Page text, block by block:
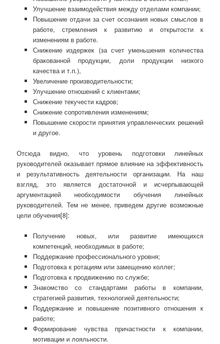
Улучшение взаимодействия между отделами компании;
Повышение отдачи за счет осознания новых смыслов в
работе, стремления к развитию и открытости к
изменениям в работе.
Снижение издержек (за счет уменьшения количества
бракованной продукции, доли продукции низкого
качества и т.п.),
Увеличение производительности;
Улучшение отношений с клиентами;
Снижение текучести кадров;
Снижение сопротивления изменениям;
Повышение скорости принятия управленческих решений
и другое.
Отсюда видно, что уровень подготовки линейных
руководителей оказывает прямое влияние на эффективность
и результативность деятельности организации. На наш
взгляд, это является достаточной и исчерпывающей
аргументацией необходимости обучения линейных
руководителей. Тем не менее, приведем другие возможные
цели обучения[8]:
Получение новых, или развитие имеющихся
компетенций, необходимых в работе;
Поддержание профессионального уровня;
Подготовка к ротациям или замещению коллег;
Подготовка к продвижению по службе;
Знакомство со стандартами работы в компании,
стратегией развития, технологией деятельности;
Поддержание и повышение позитивного отношения к
работе;
Формирование чувства причастности к компании,
мотивации и лояльности.